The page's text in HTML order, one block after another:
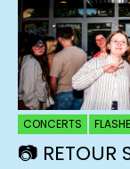
CONCERTS
📷 RETOUR